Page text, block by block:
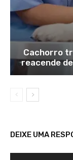
Cachorro
reacende
DEIXE UMA